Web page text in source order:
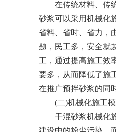
在传统材料、传统
砂浆可以采用机械化
省料、省时、省力，
题，民工多，安全就
工，通过提高施工效
要多，从而降低了施
在推广预拌砂浆的同
(二)机械化施工模
干混砂浆机械化施